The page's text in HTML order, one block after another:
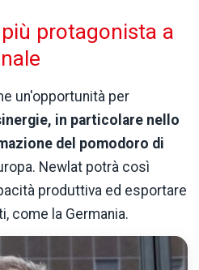
protagonista a
un'opportunità per
in particolare nello
del pomodoro di
Newlat potrà così
produttiva ed esportare
come la Germania.